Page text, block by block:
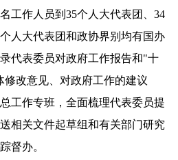
工作人员到35个人大代表团、34
人大代表团和政协界别均有国办
代表委员对政府工作报告和"十
改意见、对政府工作的建议
工作专班，全面梳理代表委员提
相关文件起草组和有关部门研究
督办。